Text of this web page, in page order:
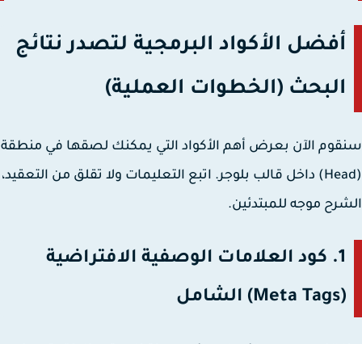
أفضل الأكواد البرمجية لتصدر نتائج
البحث (الخطوات العملية)
الآن بعرض أهم الأكواد التي يمكنك لصقها في منطقة
(Head) داخل قالب بلوجر. اتبع التعليمات ولا تقلق من التعقيد،
موجه للمبتدئين.
1. كود العلامات الوصفية الافتراضية